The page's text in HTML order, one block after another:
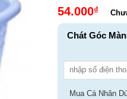
54.000₫
Chát Góc
Mua Cá Nhân